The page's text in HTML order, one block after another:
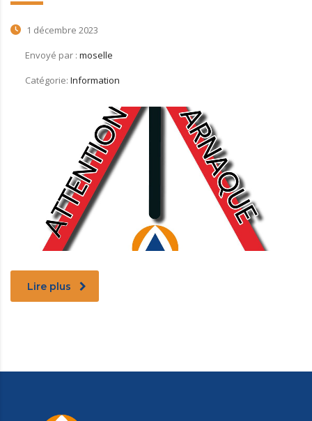
1 décembre 2023
Envoyé par : moselle
Catégorie: Information
Lire plus